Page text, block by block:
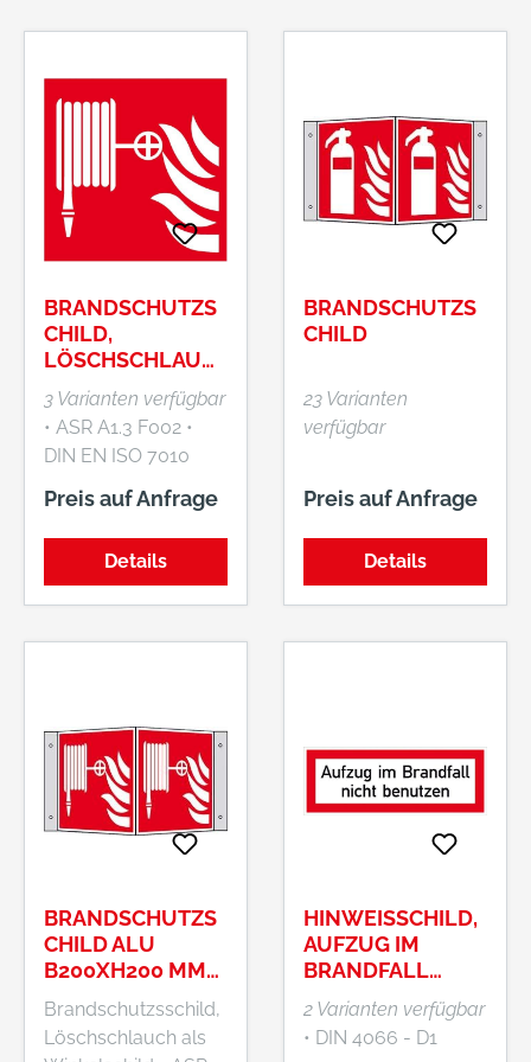
BRANDSCHUTZS
CHILD,
LÖSCHSCHLAUC
H
3 Varianten verfügbar
• ASR A1.3 F002 •
DIN EN ISO 7010
F002 •
Langnachleuchtend,
DIN 67510-1 Klasse
Preis auf Anfrage
Details
BRANDSCHUTZS
CHILD
23 Varianten
verfügbar
Preis auf Anfrage
Details
BRANDSCHUTZS
CHILD ALU
B200XH200 MM
WINKEL
LÖSCHSCHLAUC
H
Brandschutzsschild,
Löschschlauch als
HINWEISSCHILD,
AUFZUG IM
BRANDFALL
NICHT
BENUTZEN
2 Varianten verfügbar
• DIN 4066 - D1